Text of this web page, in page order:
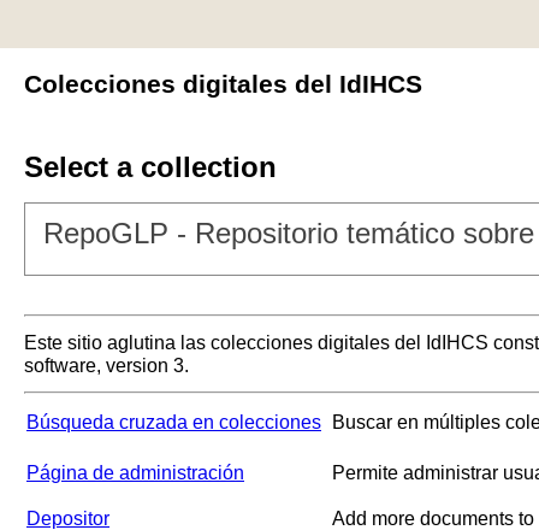
Colecciones digitales del IdIHCS
Select a collection
RepoGLP - Repositorio temático
Este sitio aglutina las colecciones digitales del IdIHCS
software, version 3.
Búsqueda cruzada en colecciones Buscar en múltiples
Página de administración Permite administrar
Depositor Add more documents